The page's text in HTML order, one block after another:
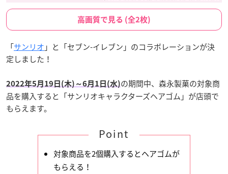
高画質で見る (全2枚)
「サンリオ 」と「セブン-イレブン」のコラボレーションが決
定しました！
2022年5月19日(木)～6月1日(水)の期間中、森永製菓の対象商
品を購入すると「サンリオキャラクターズヘアゴム」が店頭で
もらえます。
Point
対象商品を2個購入するとヘアゴムが
もらえる！